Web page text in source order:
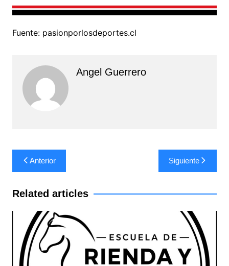
Fuente: pasionporlosdeportes.cl
Angel Guerrero
Navegación
de
entradas
Anterior Siguiente
Related articles